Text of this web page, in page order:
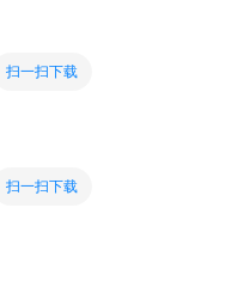
扫一扫下载
扫一扫下载